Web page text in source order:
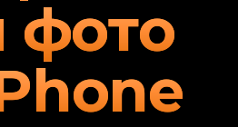
фото
hone